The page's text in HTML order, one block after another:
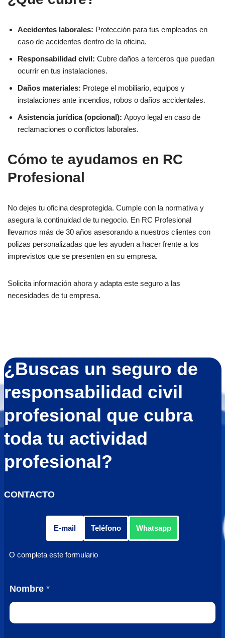
Accidentes laborales: Protección para tus empleados en
caso de accidentes dentro de la oficina.
Responsabilidad civil: Cubre daños a terceros que puedan
ocurrir en tus instalaciones.
Daños materiales: Protege el mobiliario, equipos y
instalaciones ante incendios, robos o daños accidentales.
Asistencia jurídica (opcional): Apoyo legal en caso de
reclamaciones o conflictos laborales.
Cómo te ayudamos en RC
Profesional
No dejes tu oficina desprotegida. Cumple con la normativa y
asegura la continuidad de tu negocio. En RC Profesional
llevamos más de 30 años asesorando a nuestros clientes con
polizas personalizadas que les ayuden a hacer frente a los
imprevistos que se presenten en su empresa.
Solicita información ahora y adapta este seguro a las
necesidades de tu empresa.
¿Buscas un seguro de
responsabilidad civil
profesional que cubra
toda tu actividad
profesional?
CONTACTO
E-mail Teléfono Whatsapp
O completa este formulario
o
m
n
Nombre*